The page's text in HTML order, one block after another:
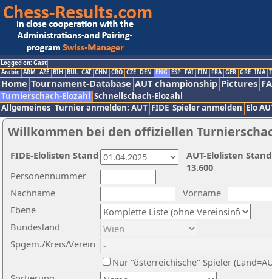
Logged on: Gast
Arabic ARM AZE BIH BUL CAT CHN CRO CZE DEN ENG ESP FAI FIN FRA GER GRE INA
Home Tournament-Database AUT championship Pictures
Turnierschach-Elozahl Schnellschach-Elozahl
Allgemeines Turnier anmelden: AUT FIDE Spieler anmelden Elo
Willkommen bei den offiziellen
Nachname
Vorname
Ebene
Personennummer
Bundesland
Spgem./Kreis/Verein
Nur "österreichische" Spieler
AUT-Elolisten
13.600
FIDE-Elolisten Stand